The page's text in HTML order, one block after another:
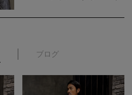
ブログ